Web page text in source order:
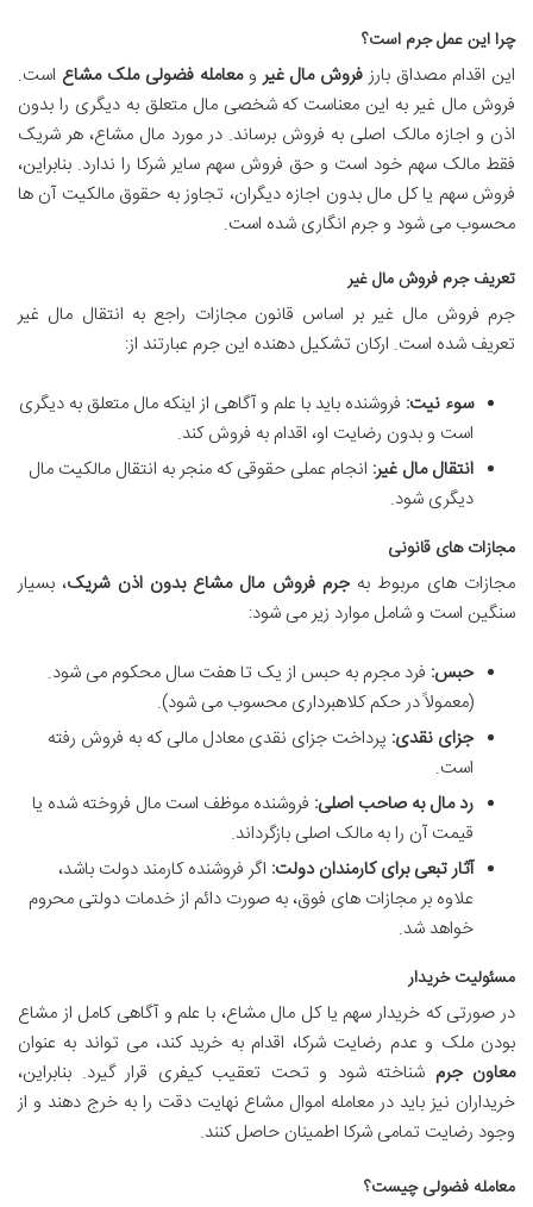
چرا این عمل جرم است؟
این اقدام مصداق بارزفروش مال غیرومعامله فضولی ملک مشاع است.
فروش مال غیر به این معناست که شخصی مال متعلق به دیگری را بدون
اذن و اجازه مالک اصلی به فروش برساند. در مورد مال مشاع، هر شریک
فقط مالک سهم خود است و حق فروش سهم سایر شرکا را ندارد. بنابراین،
فروش سهم یا کل مال بدون اجازه دیگران، تجاوز به حقوق مالکیت آن ها
محسوب می شود و جرم انگاری شده است.
تعریف جرم فروش مال غیر
جرم فروش مال غیر بر اساس قانون مجازات راجع به انتقال مال غیر
تعریف شده است. ارکان تشکیل دهنده این جرم عبارتند از:
سوء نیت: فروشنده باید با علم و آگاهی از اینکه مال متعلق به دیگری
است و بدون رضایت او، اقدام به فروش کند.
انتقال مال غیر: انجام عملی حقوقی که منجر به انتقال مالکیت مال
دیگری شود.
مجازات های قانونی
مجازات های مربوط بهجرم فروش مال مشاع بدون اذن شریک، بسیار
سنگین است و شامل موارد زیر می شود:
حبس: فرد مجرم به حبس از یک تا هفت سال محکوم می شود.
(معمولاً در حکم کلاهبرداری محسوب می شود).
جزای نقدی: پرداخت جزای نقدی معادل مالی که به فروش رفته
است.
رد مال به صاحب اصلی: فروشنده موظف است مال فروخته شده یا
قیمت آن را به مالک اصلی بازگرداند.
آثار تبعی برای کارمندان دولت: اگر فروشنده کارمند دولت باشد،
علاوه بر مجازات های فوق، به صورت دائم از خدمات دولتی محروم
خواهد شد.
مسئولیت خریدار
در صورتی که خریدار سهم یا کل مال مشاع، با علم و آگاهی کامل از مشاع
بودن ملک و عدم رضایت شرکا، اقدام به خرید کند، می تواند به عنوان
معاون جرم شناخته شود و تحت تعقیب کیفری قرار گیرد. بنابراین،
خریداران نیز باید در معامله اموال مشاع نهایت دقت را به خرج دهند و از
وجود رضایت تمامی شرکا اطمینان حاصل کنند.
معامله فضولی چیست؟